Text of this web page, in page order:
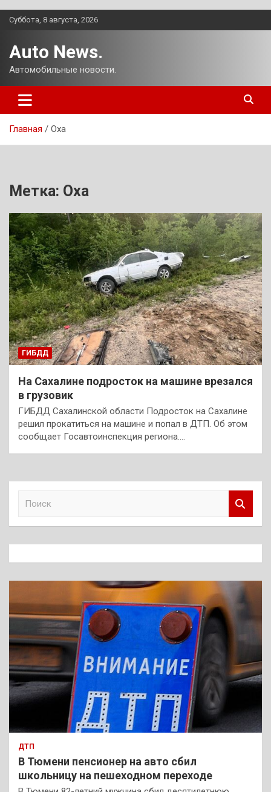
Перейти
Суббота, 8 августа, 2026
Auto News.
Автомобильные новости.
Главная Оха
Метка: Оха
ГИБДД
На Сахалине подросток на машине врезался
в грузовик
ГИБДД Сахалинской области Подросток на Сахалине
решил прокатиться на машине и попал в ДТП. Об этом
сообщает Госавтоинспекция региона.…
к
ДТП
В Тюмени пенсионер на авто сбил
школьницу на пешеходном переходе